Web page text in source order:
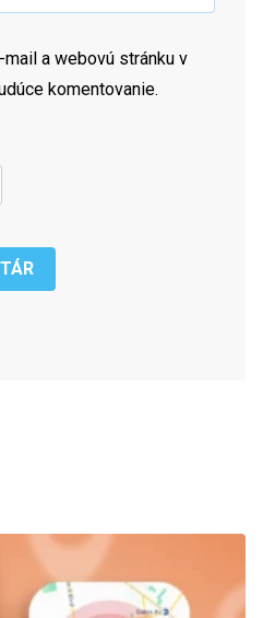
a webovú stránku v
komentovanie.